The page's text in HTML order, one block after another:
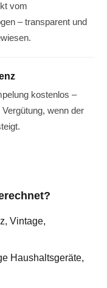
vom
– transparent und
kostenlos –
wenn der
Vintage,
Haushaltsgeräte,